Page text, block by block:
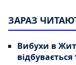
ЗАРАЗ
Вибухи в